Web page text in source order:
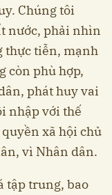
Chúng tôi
nước, phải nhìn
thực tiễn, mạnh
còn phù hợp,
phát huy vai
nhập với thế
xã hội chủ
vì Nhân dân.
tập trung, bao